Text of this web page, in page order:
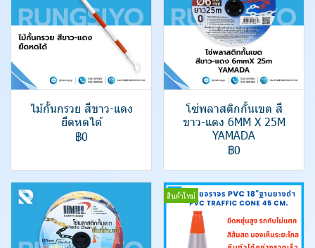
ไม้กั้นกรวย สีขาว-แดง
ยืดหดได้
฿0
โซ่พลาสติกกั้นเขต สี
ขาว-แดง 6MM X 25M
YAMADA
฿0
สินค้าใหม่